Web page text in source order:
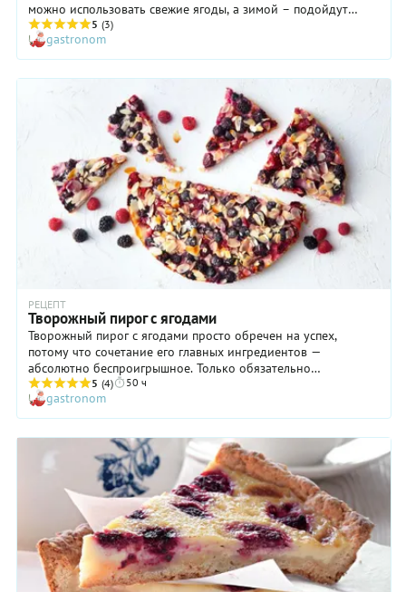
можно использовать свежие ягоды, а зимой – подойдут
замороженные. Пусть вас не пугает большое количество
ингредиентов и шагов в рецепте. Выпечка довольно простая,
так что с ней легко справится даже неопытный кулинар.
Корж из песочного теста нужно будет предварительно
подпечь в духовке, тогда он не отсыреет из-за жидкой
заливки. Творог лучше выбрать плотный и сухой. Жирность
не имеет значения. Обязательно взбейте начинку миксером,
тогда она получится воздушной и очень нежной, как крем.
Клубнику при необходимости замените на любую сезонную
ягоду, оставив несколько плодов для украшения. Если
хотите порадовать выпечкой гостей, испеките этот пирог
накануне, чтобы он успел застыть в холодильнике.
5 (3)
gastronom
РЕЦЕПТ
Творожный пирог с ягодами
Творожный пирог с ягодами просто обречен на успех,
потому что сочетание его главных ингредиентов —
абсолютно беспроигрышное. Только обязательно
хорошенько охладите выпечку перед подачей, как бы ни
хотелось отрезать кусочек сразу! В этом случае вам
гарантируются самые что ни на есть великолепные вкусовые
впечатления. Какие именно ягоды добавлять в пирог? Какие
вам больше нравятся! Можно даже использовать
замороженные, однако с сезонными творожный пирог с
ягодами получается значительно вкуснее и ароматнее.
5 (4) 50 ч
gastronom